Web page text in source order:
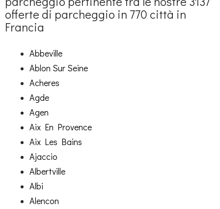
offerte di parcheggio in 770 città in
Francia
Abbeville
Ablon Sur Seine
Acheres
Agde
Agen
Aix En Provence
Aix Les Bains
Ajaccio
Albertville
Albi
Alencon